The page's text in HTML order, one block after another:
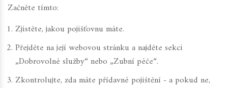
Začněte tímto:
Zjistěte, jakou pojišťovnu máte.
Přejděte na její webovou stránku a najděte sekci
„Dobrovolné služby“ nebo „Zubní péče“.
Zkontrolujte, zda máte přídavné pojištění - a pokud ne,